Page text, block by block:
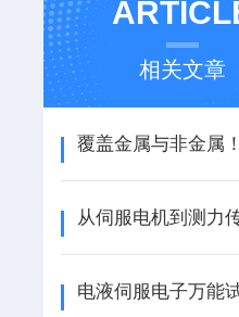
相关文章